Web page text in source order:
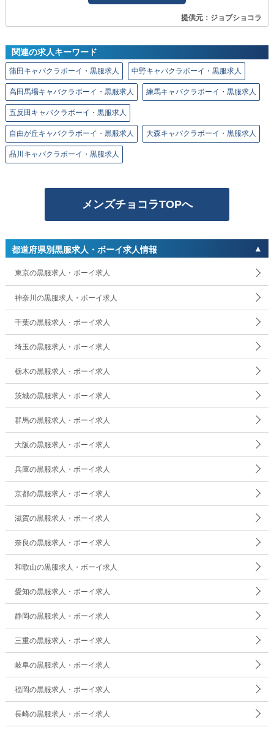
提供元：ジョブショコラ
関連の求人キーワード
蒲田キャバクラボーイ・黒服求人 中野キャバクラボーイ・黒服求人
高田馬場キャバクラボーイ・黒服求人 練馬キャバクラボーイ・黒服求人
五反田キャバクラボーイ・黒服求人
自由が丘キャバクラボーイ・黒服求人 大森キャバクラボーイ・黒服求人
品川キャバクラボーイ・黒服求人
メンズチョコラTOPへ
都道府県別黒服求人・ボーイ求人情報
東京の黒服求人・ボーイ求人
神奈川の黒服求人・ボーイ求人
千葉の黒服求人・ボーイ求人
埼玉の黒服求人・ボーイ求人
栃木の黒服求人・ボーイ求人
茨城の黒服求人・ボーイ求人
群馬の黒服求人・ボーイ求人
大阪の黒服求人・ボーイ求人
兵庫の黒服求人・ボーイ求人
京都の黒服求人・ボーイ求人
滋賀の黒服求人・ボーイ求人
奈良の黒服求人・ボーイ求人
和歌山の黒服求人・ボーイ求人
愛知の黒服求人・ボーイ求人
静岡の黒服求人・ボーイ求人
三重の黒服求人・ボーイ求人
岐阜の黒服求人・ボーイ求人
福岡の黒服求人・ボーイ求人
長崎の黒服求人・ボーイ求人